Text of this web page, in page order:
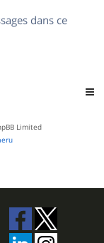
dans ce
Limited